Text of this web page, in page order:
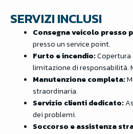
SERVIZI INCLUSI
Consegna veicolo presso
presso un service point.
Furto e incendio:Copertura
limitazione di responsabilità.
Manutenzione completa:
straordinaria.
Servizio clienti dedicato:
dei problemi.
Soccorso e assistenza